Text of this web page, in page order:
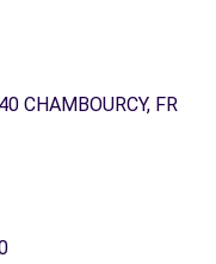
CHAMBOURCY, FR